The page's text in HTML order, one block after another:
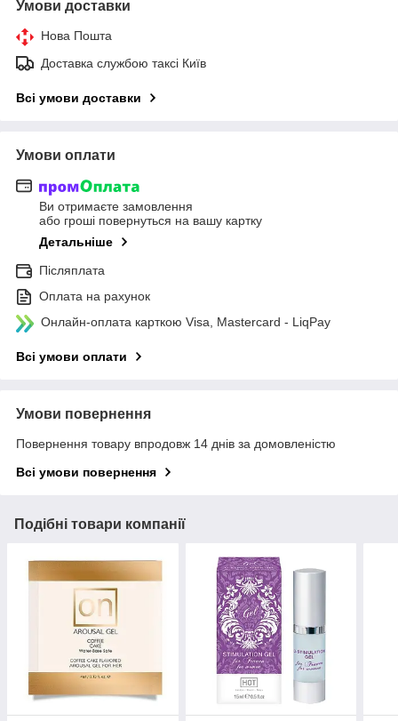
Умови доставки
Нова Пошта
Доставка службою таксі Київ
Всі умови доставки
Умови оплати
Ви отримаєте замовлення
або гроші повернуться на вашу картку
Детальніше
Післяплата
Оплата на рахунок
Онлайн-оплата карткою Visa, Mastercard - LiqPay
Всі умови оплати
Умови повернення
Повернення товару впродовж 14 днів за домовленістю
Всі умови повернення
Подібні товари компанії